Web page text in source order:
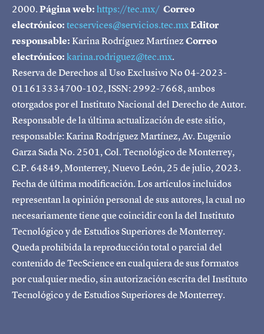
2000.Página web:https://tec.mx/ Correo
electrónico:tecservices@servicios.tec.mxEditor
responsable:Karina Rodríguez MartínezCorreo
electrónico:karina.rodriguez@tec.mx.
Reserva de Derechos al Uso Exclusivo No 04-2023-
011613334700-102, ISSN: 2992-7668, ambos
otorgados por el Instituto Nacional del Derecho de Autor.
Responsable de la última actualización de este sitio,
responsable: Karina Rodríguez Martínez, Av. Eugenio
Garza Sada No. 2501, Col. Tecnológico de Monterrey,
C.P. 64849, Monterrey, Nuevo León, 25 de julio, 2023.
Fecha de última modificación. Los artículos incluidos
representan la opinión personal de sus autores, la cual no
necesariamente tiene que coincidir con la del Instituto
Tecnológico y de Estudios Superiores de Monterrey.
Queda prohibida la reproducción total o parcial del
contenido de TecScience en cualquiera de sus formatos
por cualquier medio, sin autorización escrita del Instituto
Tecnológico y de Estudios Superiores de Monterrey.